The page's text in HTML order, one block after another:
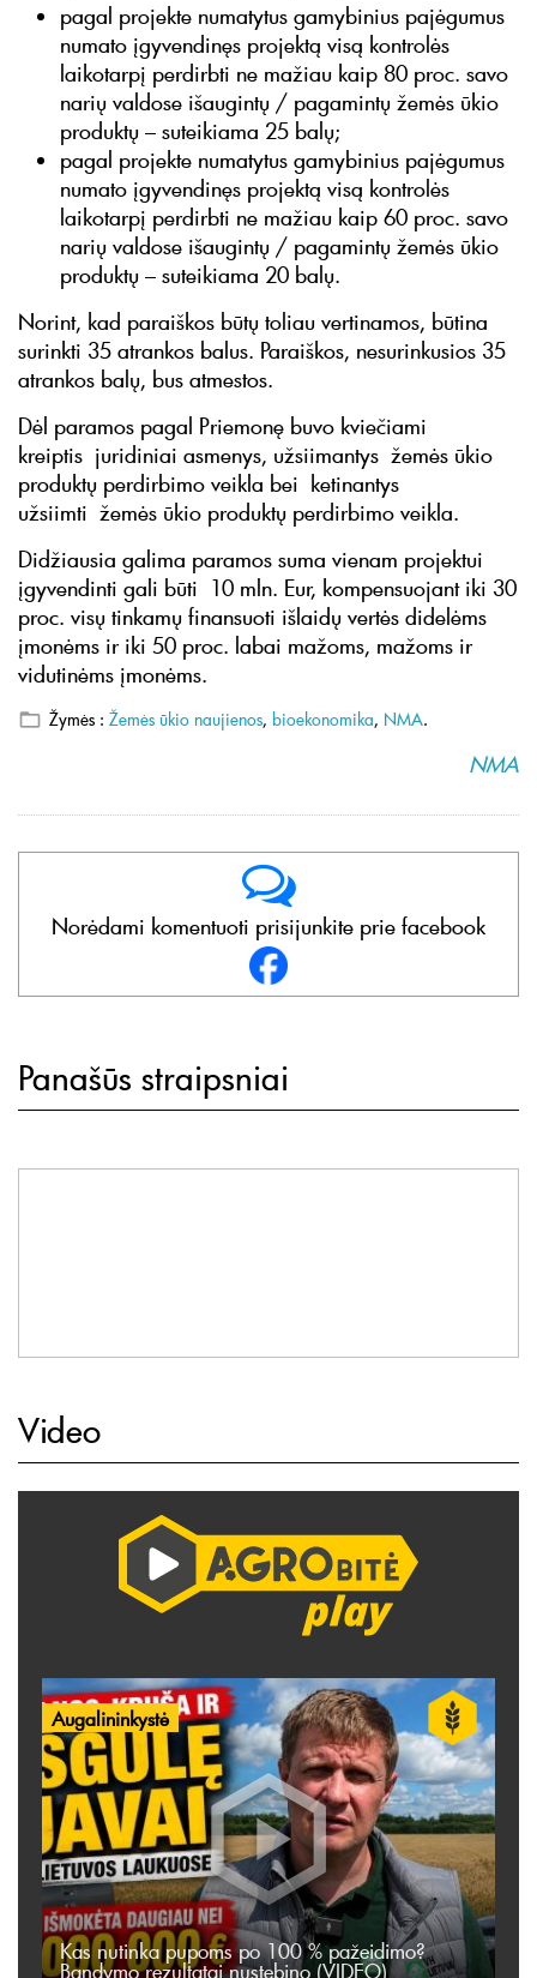
pagal projekte numatytus gamybinius pajėgumus
numato įgyvendinęs projektą visą kontrolės
laikotarpį perdirbti ne mažiau kaip 80 proc. savo
narių valdose išaugintų / pagamintų žemės ūkio
produktų – suteikiama 25 balų;
pagal projekte numatytus gamybinius pajėgumus
numato įgyvendinęs projektą visą kontrolės
laikotarpį perdirbti ne mažiau kaip 60 proc. savo
narių valdose išaugintų / pagamintų žemės ūkio
produktų – suteikiama 20 balų.
Norint, kad paraiškos būtų toliau vertinamos, būtina
surinkti 35 atrankos balus. Paraiškos, nesurinkusios 35
atrankos balų, bus atmestos.
Dėl paramos pagal Priemonę buvo kviečiami
kreiptis juridiniai asmenys, užsiimantys žemės ūkio
produktų perdirbimo veikla bei ketinantys
užsiimti žemės ūkio produktų perdirbimo veikla.
Didžiausia galima paramos suma vienam projektui
įgyvendinti gali būti 10 mln. Eur, kompensuojant iki 30
proc. visų tinkamų finansuoti išlaidų vertės didelėms
įmonėms ir iki 50 proc. labai mažoms, mažoms ir
vidutinėms įmonėms.
Žymės : Žemės ūkio naujienos, bioekonomika, NMA.
NMA
Norėdami komentuoti prisijunkite prie facebook
Panašūs straipsniai
Video
Augalininkystė
Kas nutinka pupoms po 100 % pažeidimo?
Bandymo rezultatai nustebino (VIDEO)